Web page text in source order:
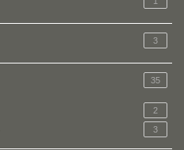
3
35
2
3